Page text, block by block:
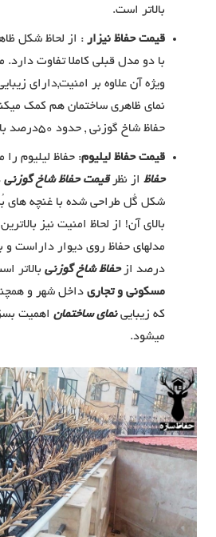
بالاتر است.
قیمت حفاظ نیزار : از لحاظ شکل
با دو مدل قبلی کاملا تفاوت
ویژه آن علاوه بر امنیت,دارای
نمای ظاهری ساختمان هم کمک
حفاظ شاخ گوزنی , حدود 50درصد بالاتر است
قیمت حفاظ لیلیوم: حفاظ لیلیوم را
حفاظ از نظرقیمت حفاظ شاخ گوزنی
شکل گُل طراحی شده با غنچه های
بالای آن! از لحاظ امنیت نیز
درصد ازحفاظ شاخ گوزنی بالاتر
مسکونی و تجاری داخل شهر و
که زیبایینمای ساختمان اهمیت
میشود.